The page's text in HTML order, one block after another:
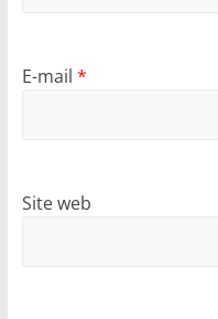
E-mail *
Site web